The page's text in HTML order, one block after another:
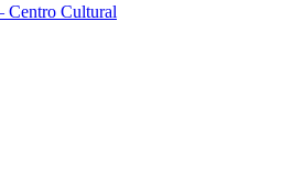
Centro Cultural